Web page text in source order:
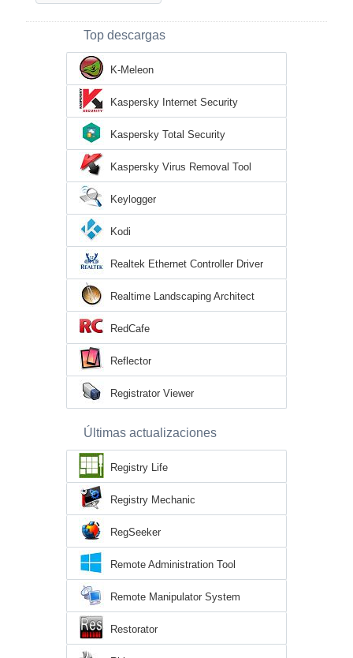
Top descargas
K-Meleon
Kaspersky Internet Security
Kaspersky Total Security
Kaspersky Virus Removal Tool
Keylogger
Kodi
Realtek Ethernet Controller Driver
Realtime Landscaping Architect
RedCafe
Reflector
Registrator Viewer
Últimas actualizaciones
Registry Life
Registry Mechanic
RegSeeker
Remote Administration Tool
Remote Manipulator System
Restorator